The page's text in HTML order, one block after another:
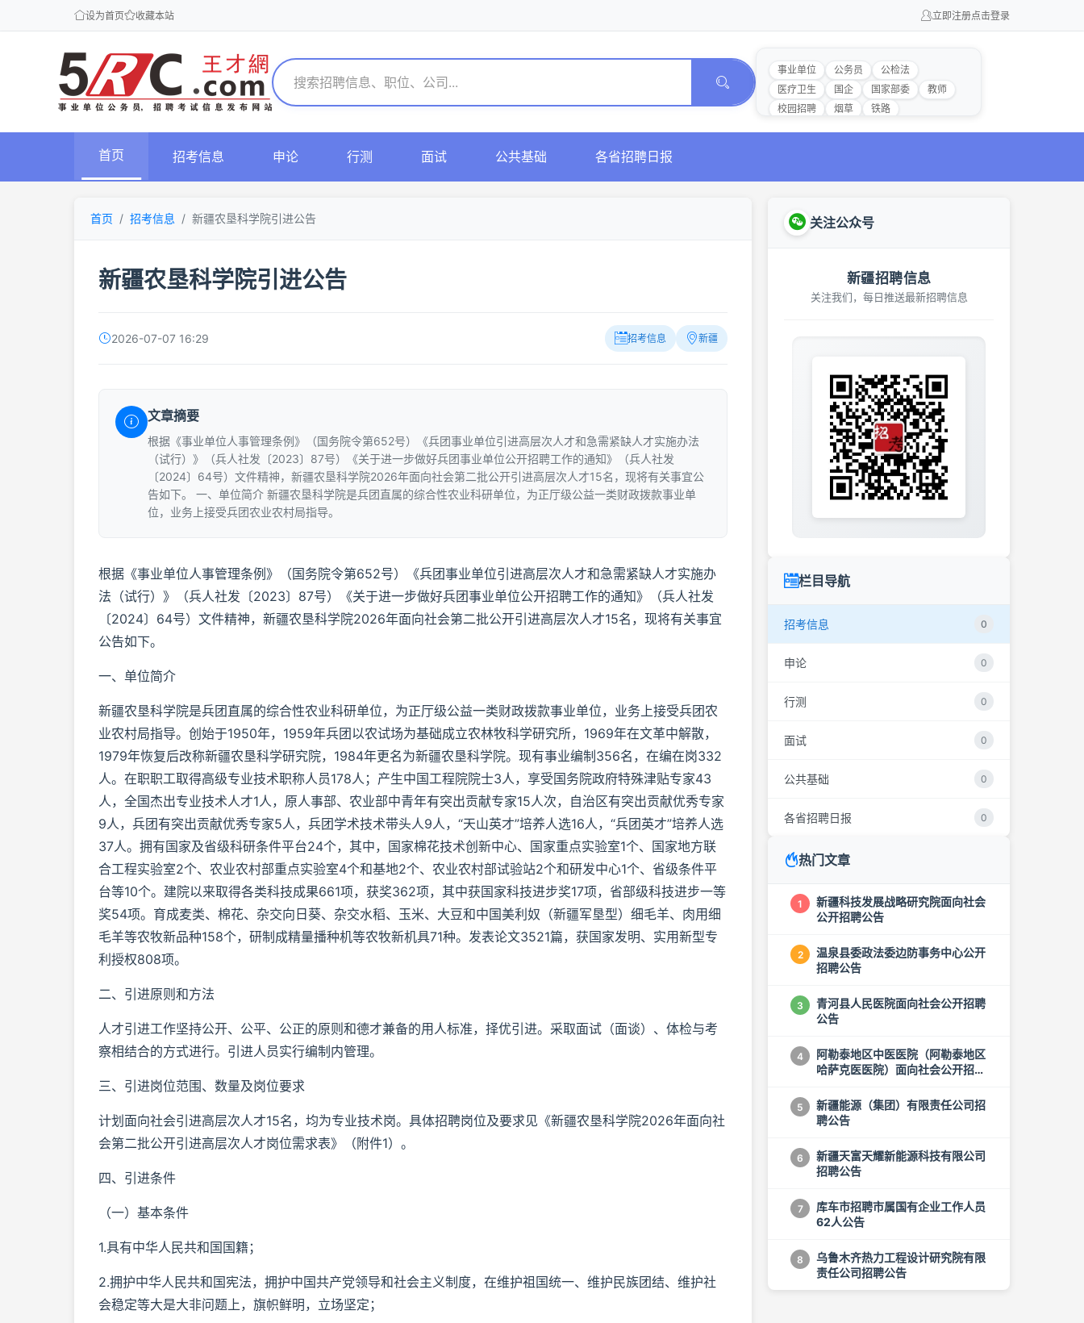
设为首页 收藏本站 立即注册点击登录
事业单位 公务员
公检法
医疗卫生
国企 国家部委
教师
校园招聘
烟草 铁路
首页 招考信息 申论 行测 面试 公共基础 各省招聘日报
首页 招考信息 新疆农垦科学院引进公告
新疆农垦科学院引进公告
2026-07-07 16:29 招考信息 新疆
文章摘要
根据《事业单位人事管理条例》（国务院令第652号）《兵团事业单位引进高层次人才和急需紧缺人才实施办法
（试行）》（兵人社发〔2023〕87号）《关于进一步做好兵团事业单位公开招聘工作的通知》（兵人社发
〔2024〕64号）文件精神，新疆农垦科学院2026年面向社会第二批公开引进高层次人才15名，现将有关事宜公
告如下。 一、单位简介 新疆农垦科学院是兵团直属的综合性农业科研单位，为正厅级公益一类财政拨款事业单
位，业务上接受兵团农业农村局指导。
根据《事业单位人事管理条例》（国务院令第652号）《兵团事业单位引进高层次人才和急需紧缺人才实施办
法（试行）》（兵人社发〔2023〕87号）《关于进一步做好兵团事业单位公开招聘工作的通知》（兵人社发
〔2024〕64号）文件精神，新疆农垦科学院2026年面向社会第二批公开引进高层次人才15名，现将有关事宜
公告如下。
一、单位简介
新疆农垦科学院是兵团直属的综合性农业科研单位，为正厅级公益一类财政拨款事业单位，业务上接受兵团农
业农村局指导。创始于1950年，1959年兵团以农试场为基础成立农林牧科学研究所，1969年在文革中解散，
1979年恢复后改称新疆农垦科学研究院，1984年更名为新疆农垦科学院。现有事业编制356名，在编在岗332
人。在职职工取得高级专业技术职称人员178人；产生中国工程院院士3人，享受国务院政府特殊津贴专家43
人，全国杰出专业技术人才1人，原人事部、农业部中青年有突出贡献专家15人次，自治区有突出贡献优秀专家
9人，兵团有突出贡献优秀专家5人，兵团学术技术带头人9人，“天山英才”培养人选16人，“兵团英才”培养人选
37人。拥有国家及省级科研条件平台24个，其中，国家棉花技术创新中心、国家重点实验室1个、国家地方联
合工程实验室2个、农业农村部重点实验室4个和基地2个、农业农村部试验站2个和研发中心1个、省级条件平
台等10个。建院以来取得各类科技成果661项，获奖362项，其中获国家科技进步奖17项，省部级科技进步一等
奖54项。育成麦类、棉花、杂交向日葵、杂交水稻、玉米、大豆和中国美利奴（新疆军垦型）细毛羊、肉用细
毛羊等农牧新品种158个，研制成精量播种机等农牧新机具71种。发表论文3521篇，获国家发明、实用新型专
利授权808项。
二、引进原则和方法
人才引进工作坚持公开、公平、公正的原则和德才兼备的用人标准，择优引进。采取面试（面谈）、体检与考
察相结合的方式进行。引进人员实行编制内管理。
三、引进岗位范围、数量及岗位要求
计划面向社会引进高层次人才15名，均为专业技术岗。具体招聘岗位及要求见《新疆农垦科学院2026年面向社
会第二批公开引进高层次人才岗位需求表》（附件1）。
四、引进条件
（一）基本条件
1.具有中华人民共和国国籍；
2.拥护中华人民共和国宪法，拥护中国共产党领导和社会主义制度，在维护祖国统一、维护民族团结、维护社
会稳定等大是大非问题上，旗帜鲜明，立场坚定；
关注公众号
新疆招聘信息
关注我们，每日推送最新招聘信息
栏目导航
招考信息 0
申论 0
行测 0
面试 0
公共基础 0
各省招聘日报 0
热门文章
1
新疆科技发展战略研究院面向社会
公开招聘公告
2
温泉县委政法委边防事务中心公开
招聘公告
3
青河县人民医院面向社会公开招聘
公告
4
阿勒泰地区中医医院（阿勒泰地区
哈萨克医医院）面向社会公开招聘
5
新疆能源（集团）有限责任公司招
聘公告
6
新疆天富天耀新能源科技有限公司
招聘公告
7
库车市招聘市属国有企业工作人员
62人公告
8
乌鲁木齐热力工程设计研究院有限
责任公司招聘公告